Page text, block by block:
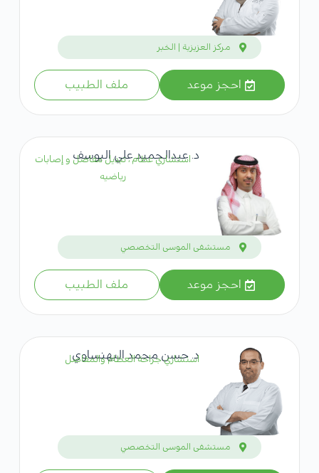
مركز العزيزية | الخبر
احجز موعد ملف الطبيب
د. عبدالحميد علي اليوسف
استشاري عظام ، تبديل مفاصل و إصابات
رياضيه
مستشفى الموسى التخصصي
احجز موعد ملف الطبيب
د. حسن محمد البهنساوي
استشاري جراحة العظام والمفاصل
مستشفى الموسى التخصصي